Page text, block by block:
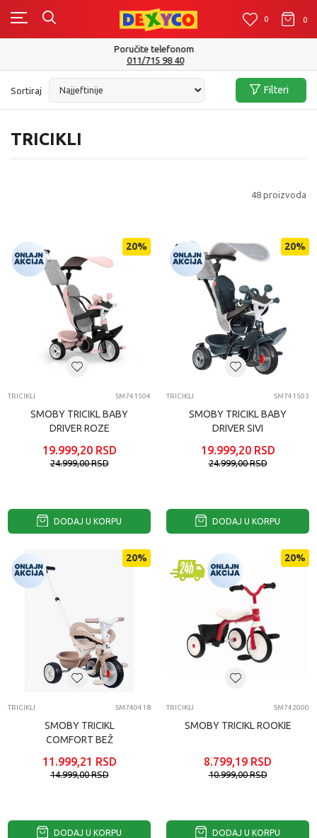
0 0 0
Isporuku možete očekivati u roku od 2 do 4 radna dana!
Pogledaj više
TRICIKLI
Sortiraj Filteri
48 proizvoda
20%
TRICIKLI SM741504
SMOBY TRICIKL BABY
DRIVER ROZE
19.999,20 RSD
24.999,00RSD
DODAJ U KORPU
20%
TRICIKLI SM741503
SMOBY TRICIKL BABY
DRIVER SIVI
19.999,20 RSD
24.999,00RSD
DODAJ U KORPU
20%
TRICIKLI SM740418
SMOBY TRICIKL
COMFORT BEŽ
11.999,21 RSD
14.999,00RSD
DODAJ U KORPU
20%
TRICIKLI SM742000
SMOBY TRICIKL ROOKIE
8.799,19 RSD
10.999,00RSD
DODAJ U KORPU